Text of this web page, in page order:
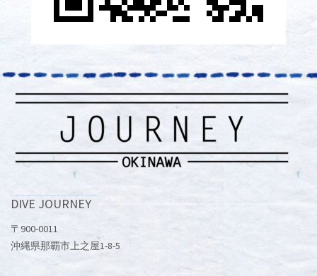
DIVE JOURNEY
〒900-0011
沖縄県那覇市上之屋1-8-5